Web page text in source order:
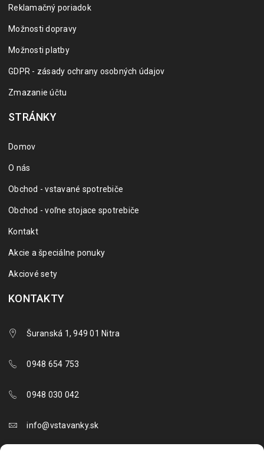
Reklamačný poriadok
Možnosti dopravy
Možnosti platby
GDPR - zásady ochrany osobných údajov
Zmazanie účtu
STRÁNKY
Domov
O nás
Obchod - vstavané spotrebiče
Obchod - voľne stojace spotrebiče
Kontakt
Akcie a špeciálne ponuky
Akciové sety
KONTAKTY
Šuranská 1, 949 01 Nitra
0948 654 753
0948 030 042
info@vstavanky.sk